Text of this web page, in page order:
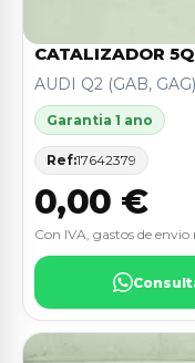
CATALIZADOR
AUDI Q2 (GAB,
Garantia 1 ano
Ref:17642379
0,00 €
Con IVA, gastos de envio